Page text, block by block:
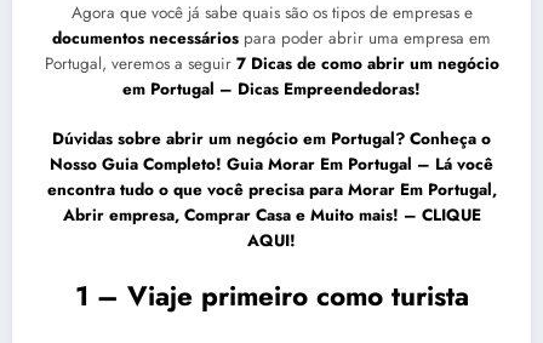
Agora que você já sabe quais são os tipos de empresas e
documentos necessários para poder abrir uma empresa em
Portugal, veremos a seguir 7 Dicas de como abrir um negócio
em Portugal – Dicas Empreendedoras!
Dúvidas sobre abrir um negócio em Portugal? Conheça o
Nosso Guia Completo! Guia Morar Em Portugal – Lá você
encontra tudo o que você precisa para Morar Em Portugal,
Abrir empresa, Comprar Casa e Muito mais! – CLIQUE
AQUI!
1 – Viaje primeiro como turista